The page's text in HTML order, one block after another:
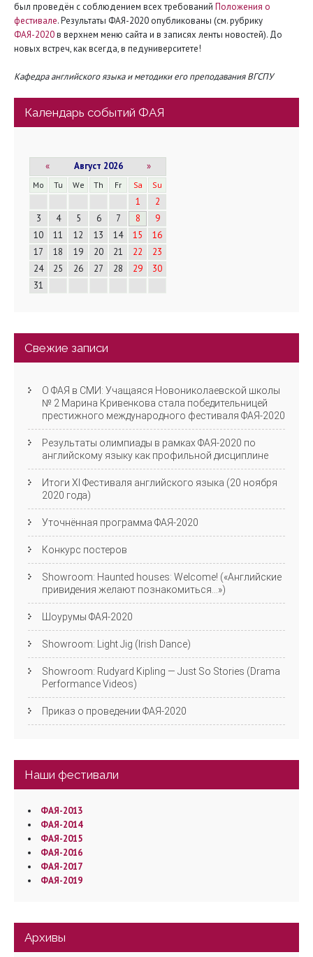
был проведён с соблюдением всех требований Положения о
фестивале. Результаты ФАЯ-2020 опубликованы (см. рубрику
ФАЯ-2020в верхнем меню сайта и в записях ленты новостей). До
новых встреч, как всегда, в педуниверситете!
Кафедра английского языка и методики его преподавания ВГСПУ
Календарь событий ФАЯ
« Август 2026 »
Mo Tu We Th Fr Sa Su
1
2
3
4 5 6 7 8
9
10
11 12 13 14 15
16
17
18 19 20 21 22
23
24
25 26 27 28 29
30
31
Свежие записи
О ФАЯ в СМИ: Учащаяся Новониколаевской школы
№ 2 Марина Кривенкова стала победительницей
престижного международного фестиваля ФАЯ-2020
Результаты олимпиады в рамках ФАЯ-2020 по
английскому языку как профильной дисциплине
Итоги XI Фестиваля английского языка (20 ноября
2020 года)
Уточнённая программа ФАЯ-2020
Конкурс постеров
Showroom: Haunted houses: Welcome! («Английские
привидения желают познакомиться…»)
Шоурумы ФАЯ-2020
Showroom: Light Jig (Irish Dance)
Showroom: Rudyard Kipling — Just So Stories (Drama
Performance Videos)
Приказ о проведении ФАЯ-2020
Наши фестивали
ФАЯ-2013
ФАЯ-2014
ФАЯ-2015
ФАЯ-2016
ФАЯ-2017
ФАЯ-2019
Архивы